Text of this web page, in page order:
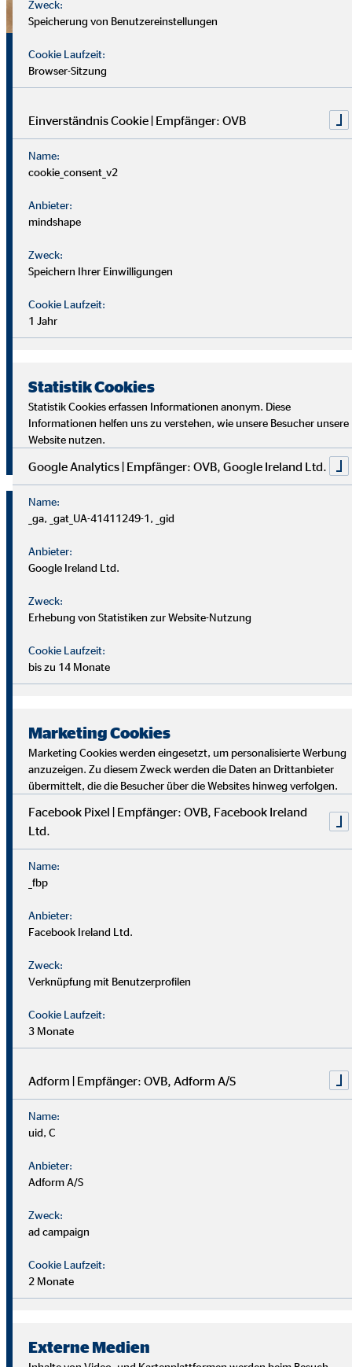
Sicherheit, Chancen und
echte Perspektiven
Für uns zählt nicht dein Lebenslauf, sondern wer du bist und
was du erreichen möchtest. Wichtiger sind deine
zwischenmenschlichen und persönlichen Stärken.
Du solltest offen, kontaktfreudig und freundlich auftreten
Kund*innen hineinzuversetzen.
Als Berater in brauchst du zudem eine gute Struktur, den
Überblick im Arbeitsalltag sowie analytische Fähigkeiten,
um die Ziele deiner Kundinnen richtig zu verstehen und
Starte auch du als OVB Finanzberater*in durch!
Jetzt klicken und bewerben!
Bei uns findest du Sicherheit, Selbstbestimmung und
Flexibilität. Teamarbeit und Austausch stehen im
Mittelpunkt. Dein Alltag ist vielfältig, da jede*r Kund*in
individuelle Lösungen braucht. Als OVB-Berater*in
unterstützt du Kund*innen, die richtigen finanziellen
Entscheidungen zu treffen.
Wir suchen Persönlichkeiten mit Charakter, die aus dem
Du musst kein Finanzprofi sein – unsere Ausbildung bereitet
Zweck:
Speicherung von Benutzereinstellungen
Cookie Laufzeit:
Browser-Sitzung
Einverständnis Cookie | Empfänger: OVB
Name:
cookie_consent_v2
Anbieter:
mindshape
Zweck:
Speichern Ihrer Einwilligungen
Cookie Laufzeit:
1 Jahr
Statistik Cookies
Statistik Cookies erfassen Informationen anonym. Diese
Informationen helfen uns zu verstehen, wie unsere Besucher unsere
Website nutzen.
Google Analytics | Empfänger: OVB, Google Ireland Ltd.
Name:
_ga, _gat_UA-41411249-1, _gid
Anbieter:
Google Ireland Ltd.
Zweck:
Erhebung von Statistiken zur Website-Nutzung
Cookie Laufzeit:
bis zu 14 Monate
Marketing Cookies
Marketing Cookies werden eingesetzt, um personalisierte Werbung
anzuzeigen. Zu diesem Zweck werden die Daten an Drittanbieter
übermittelt, die die Besucher über die Websites hinweg verfolgen.
Facebook Pixel | Empfänger: OVB, Facebook Ireland
Ltd.
Name:
_fbp
Anbieter:
Facebook Ireland Ltd.
Zweck:
Verknüpfung mit Benutzerprofilen
Cookie Laufzeit:
3 Monate
Adform | Empfänger: OVB, Adform A/S
Name:
uid, C
Anbieter:
Adform A/S
Zweck:
ad campaign
Cookie Laufzeit:
2 Monate
Externe Medien